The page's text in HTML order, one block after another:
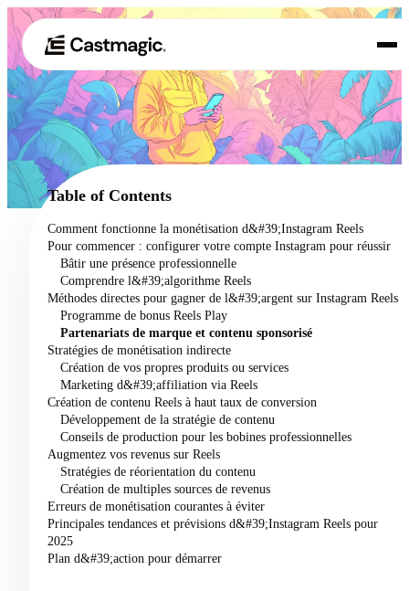
01 Produit
Cas d'utilisation
Tarification
À propos de nous
Table of Contents
Comment fonctionne la monétisation d&#39;Instagram Reels
Pour commencer : configurer votre compte Instagram pour réussir
Bâtir une présence professionnelle
Comprendre l&#39;algorithme Reels
Méthodes directes pour gagner de l&#39;argent sur Instagram Reels
Programme de bonus Reels Play
Partenariats de marque et contenu sponsorisé
Stratégies de monétisation indirecte
Création de vos propres produits ou services
Marketing d&#39;affiliation via Reels
Création de contenu Reels à haut taux de conversion
Développement de la stratégie de contenu
Conseils de production pour les bobines professionnelles
Augmentez vos revenus sur Reels
Stratégies de réorientation du contenu
Création de multiples sources de revenus
Erreurs de monétisation courantes à éviter
Principales tendances et prévisions d&#39;Instagram Reels pour
2025
Plan d&#39;action pour démarrer